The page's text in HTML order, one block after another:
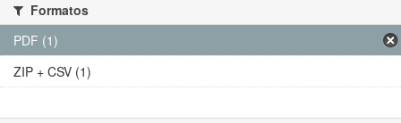
Formatos
PDF (1)
ZIP + CSV (1)